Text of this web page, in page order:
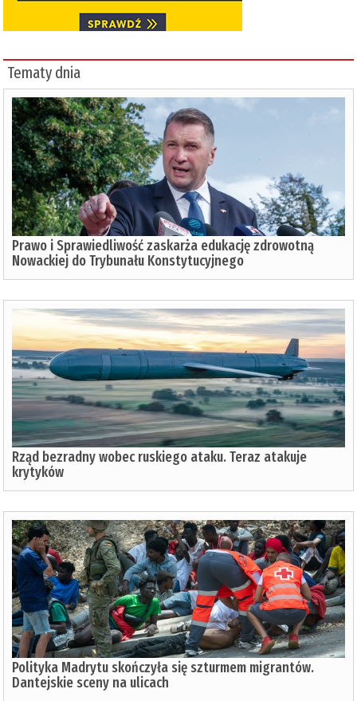
Tematy dnia
Prawo i Sprawiedliwość zaskarża edukację zdrowotną
Nowackiej do Trybunału Konstytucyjnego
Rząd bezradny wobec ruskiego ataku. Teraz atakuje
krytyków
Polityka Madrytu skończyła się szturmem migrantów.
Dantejskie sceny na ulicach